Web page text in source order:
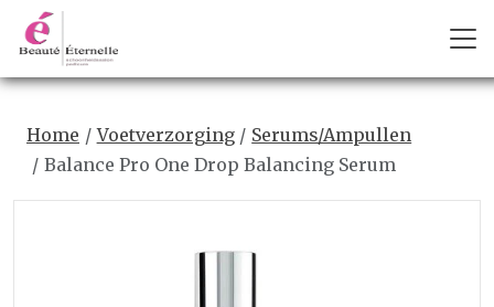
Home Voetverzorging
Serums/Ampullen
Balance Pro One Drop Balancing Serum